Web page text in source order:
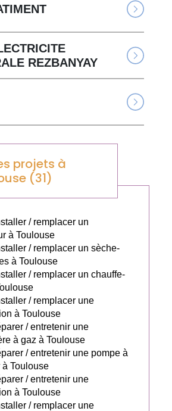
REZBANYAY
projets à
(31)
/ remplacer un
à Toulouse
/ remplacer un sèche-
à Toulouse
/ remplacer un chauffe-
/ remplacer une
à Toulouse
/ entretenir une
à gaz à Toulouse
/ entretenir une pompe à
Toulouse
/ entretenir une
à Toulouse
/ remplacer une